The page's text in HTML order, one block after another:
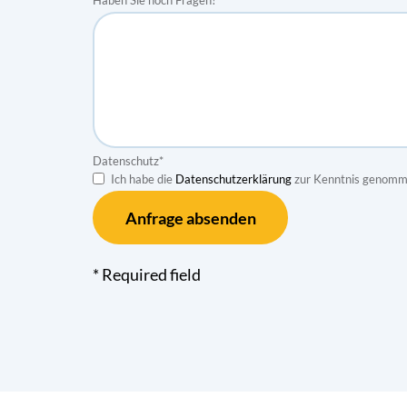
Datenschutz*
Ich habe die Datenschutzerklärungzur Kenntnis
* Required field